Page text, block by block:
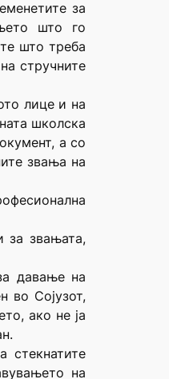
за
што го
што треба
стручните
лице и на
школска
а со
звања на
за звањата,
давање на
во Сојузот,
ако не ја
стекнатите
на